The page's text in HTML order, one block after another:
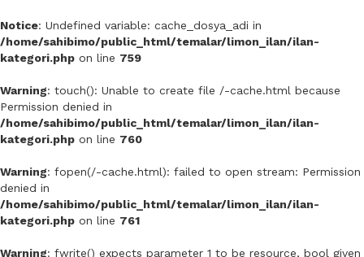
Notice: Undefined variable: cache_dosya_adi in
/home/sahibimo/public_html/temalar/limon_ilan/ilan-
kategori.php on line 759
Warning: touch(): Unable to create file /-cache.html because
Permission denied in
/home/sahibimo/public_html/temalar/limon_ilan/ilan-
kategori.php on line 760
Warning: fopen(/-cache.html): failed to open stream: Permission
denied in
/home/sahibimo/public_html/temalar/limon_ilan/ilan-
kategori.php on line 761
Warning: fwrite() expects parameter 1 to be resource, bool given